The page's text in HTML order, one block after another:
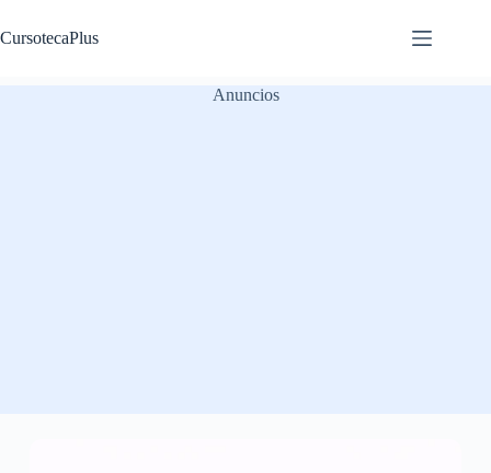
al
contenido
CursotecaPlus
Anuncios